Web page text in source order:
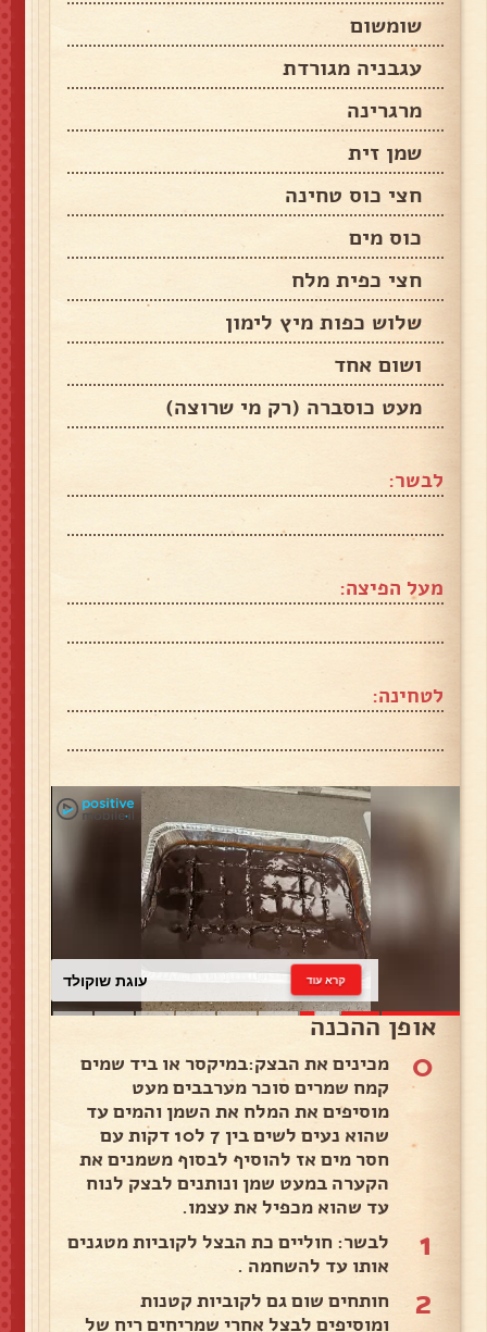
שומשום
עגבניה מגורדת
מרגרינה
שמן זית
חצי כוס טחינה
כוס מים
חצי כפית מלח
שלוש כפות מיץ לימון
ושום אחד
מעט כוסברה (רק מי שרוצה)
לבשר:
מעל הפיצה:
לטחינה:
עוגת שוקולד קרא עוד
אופן ההכנה
0
מכינים את הבצק:במיקסר או ביד שמים
קמח שמרים סוכר מערבבים מעט
מוסיפים את המלח את השמן והמים עד
שהוא נעים לשים בין 7 ל10 דקות עם
חסר מים אז להוסיף לבסוף משמנים את
הקערה במעט שמן ונותנים לבצק לנוח
עד שהוא מכפיל את עצמו.
1
לבשר: חוליים כת הבצל לקוביות מטגנים
אותו עד להשחמה .
2
חותחים שום גם לקוביות קטנות
ומוסיפים לבצל אחרי שמריחים ריח של